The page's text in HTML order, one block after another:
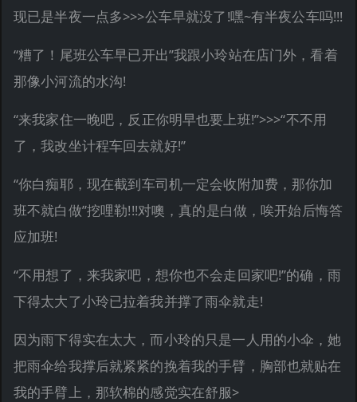
现已是半夜一点多>>>公车早就没了!嘿~有半夜公车吗!!!
“糟了！尾班公车早已开出”我跟小玲站在店门外，看着
那像小河流的水沟!
“来我家住一晚吧，反正你明早也要上班!”>>>“不不用
了，我改坐计程车回去就好!”
“你白痴耶，现在截到车司机一定会收附加费，那你加
班不就白做”挖哩勒!!!对噢，真的是白做，唉开始后悔答
应加班!
“不用想了，来我家吧，想你也不会走回家吧!”的确，雨
下得太大了小玲已拉着我并撑了雨伞就走!
因为雨下得实在太大，而小玲的只是一人用的小伞，她
把雨伞给我撑后就紧紧的挽着我的手臂，胸部也就贴在
我的手臂上，那软棉的感觉实在舒服>